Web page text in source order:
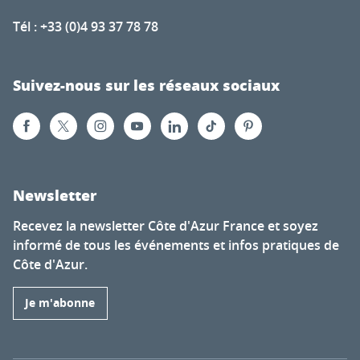
Tél : +33 (0)4 93 37 78 78
Suivez-nous sur les réseaux sociaux
Newsletter
Recevez la newsletter Côte d'Azur France et soyez
informé de tous les événements et infos pratiques de
Côte d'Azur.
Je m'abonne